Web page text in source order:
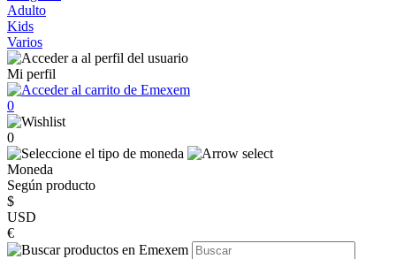
Adulto
Kids
Varios
Mi perfil
0
0
Moneda
Según producto
$
USD
€